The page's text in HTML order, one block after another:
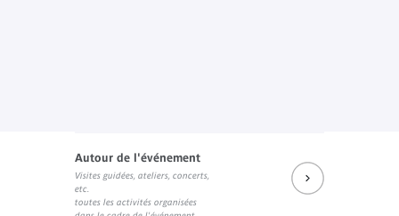
Autour de l'événement
Visites guidées, ateliers, concerts,
etc.
toutes les activités organisées